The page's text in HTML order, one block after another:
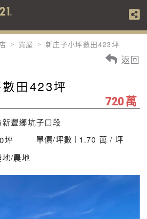
買屋 新庄子小坪數田423坪
返回
田423坪
720萬
豐鄉坑子口段
坪 單價/坪數 | 1.70 萬 / 坪
地/農地